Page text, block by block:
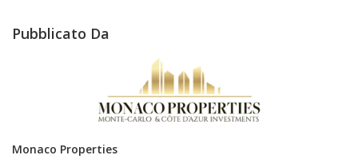
Pubblicato Da
Monaco Properties